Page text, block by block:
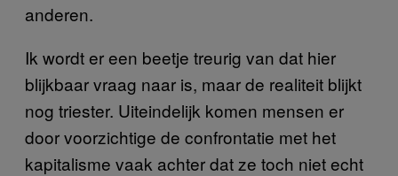
anderen.
Ik wordt er een beetje treurig van dat hier
blijkbaar vraag naar is, maar de realiteit blijkt
nog triester. Uiteindelijk komen mensen er
door voorzichtige de confrontatie met het
kapitalisme vaak achter dat ze toch niet echt